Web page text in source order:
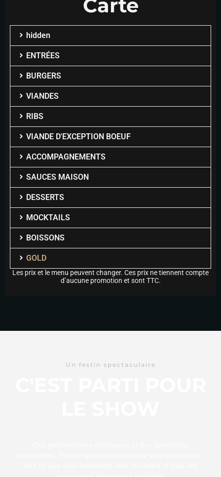
Carte
hidden
ENTRÉES
BURGERS
VIANDES
RIBS
VIANDE D'EXCEPTION BOEUF
ACCOMPAGNEMENTS
SAUCES MAISON
DESSERTS
MOCKTAILS
BOISSONS
GOLD
Les prix et le menu peuvent changer. Ces prix ne tiennent compte
d’aucune promotion et sont TTC.
Un festin spectaculaire